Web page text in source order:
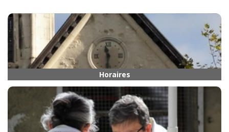
Horaires